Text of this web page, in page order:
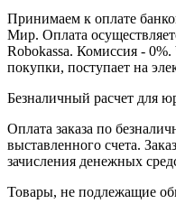
Принимаем к оплате
Мир. Оплата
Robokassa. Комиссия -
покупки, поступает на
Безналичный расчет для
Оплата заказа по
выставленного счета.
зачисления денежных
Товары, не подлежащие